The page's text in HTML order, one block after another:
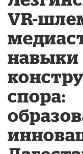
VR-
навыки
спора: